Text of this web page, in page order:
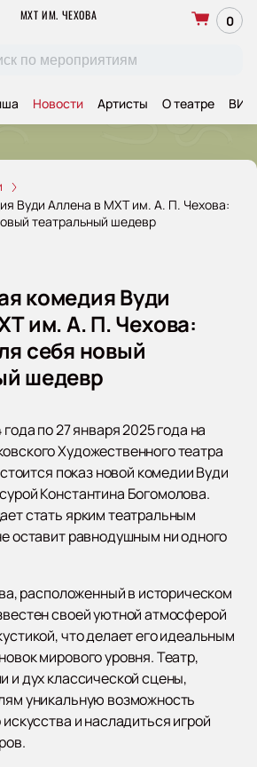
МХТ ИМ. ЧЕХОВА 0
Новости Артисты О театре ВИП
Вуди Аллена в МХТ им. А. П. Чехова:
театральный шедевр
комедия Вуди
им. А. П. Чехова:
себя новый
шедевр
по 27 января 2025 года на
Художественного театра
показ новой комедии Вуди
Константина Богомолова.
стать ярким театральным
оставит равнодушным ни одного
расположенный в историческом
своей уютной атмосферой
что делает его идеальным
мирового уровня. Театр,
и дух классической сцены,
уникальную возможность
и насладиться игрой